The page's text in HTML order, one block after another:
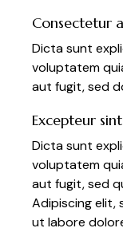
Consectetur
Dicta sunt
voluptatem
aut fugit, sed
Excepteur sint
Dicta sunt
voluptatem
aut fugit, sed
Adipiscing elit,
ut labore